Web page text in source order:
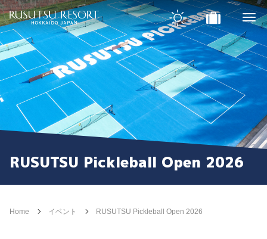
RUSUTSU Pickleball Open 2026
Home イベント RUSUTSU Pickleball Open 2026